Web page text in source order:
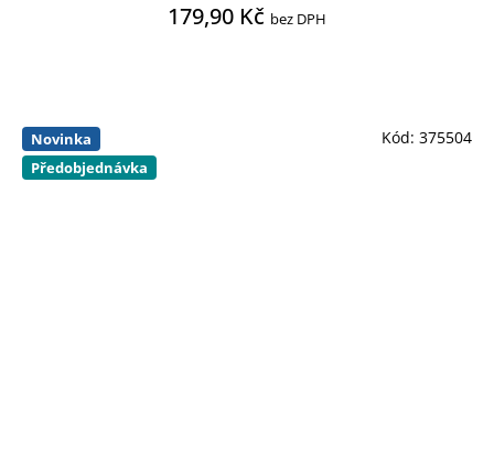
179,90 Kč bez DPH
Novinka
Předobjednávka
Kód: 375504